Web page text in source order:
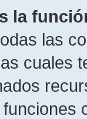
la
las
cuales